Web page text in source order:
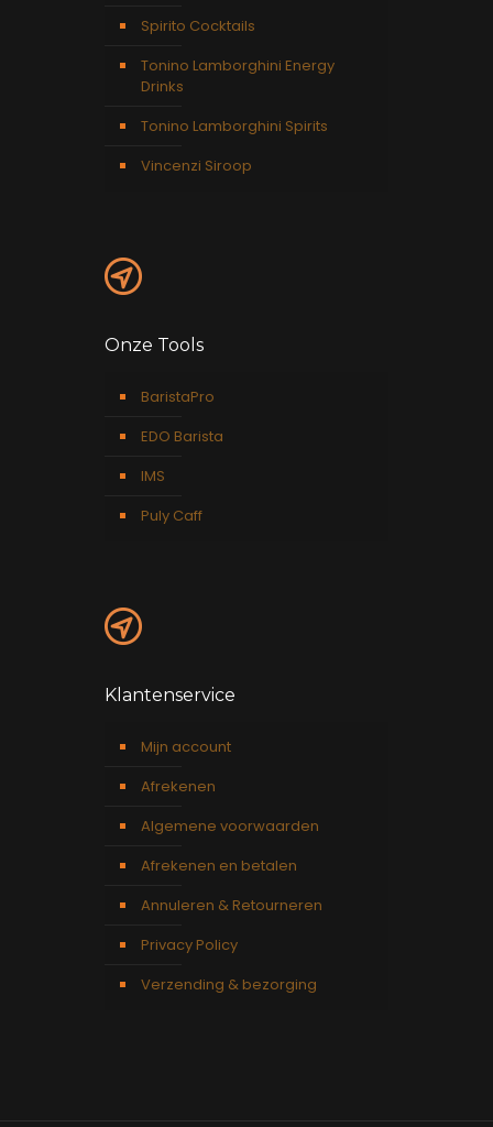
Spirito Cocktails
Tonino Lamborghini Energy
Drinks
Tonino Lamborghini Spirits
Vincenzi Siroop
Onze Tools
BaristaPro
EDO Barista
IMS
Puly Caff
Klantenservice
Mijn account
Afrekenen
Algemene voorwaarden
Afrekenen en betalen
Annuleren & Retourneren
Privacy Policy
Verzending & bezorging